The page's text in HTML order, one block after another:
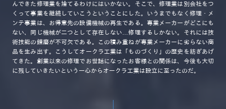
んできた修理業を捨てるわけにはいかない。そこで、修理業は別会社をつ
くって事業を継続していこうということにした。いうまでもなく修理・メ
ンテ事業は、お得意先の設備機械の再生である。専業メーカーがどこにも
ない、同じ機械が二つとして存在しない…修理するしかない。それには技
術技能の錬磨が不可欠である。この積み重ねが専業メーカーに劣らない商
品を生み出す。こうしてオークラ工業は「ものづくり」の歴史を紡ぎあげ
てきた。創業以来の修理でお世話になったお客様との関係は、今後も大切
に残していきたいという一心からオークラ工業は設立に至ったのだ。